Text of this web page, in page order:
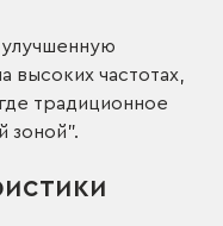
улучшенную
высоких частотах,
традиционное
зоной”.